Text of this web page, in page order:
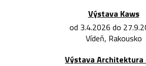
Výstava Kaws
od 3.4.2026 do
Vídeň, Rakousko
Výstava Architektura